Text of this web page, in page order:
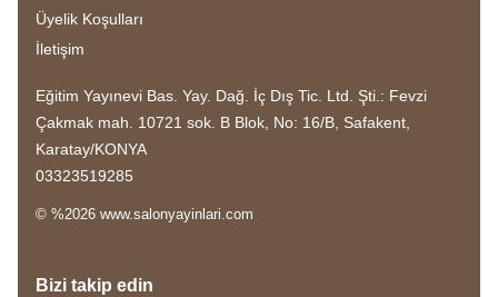
Üyelik Koşulları
İletişim
Eğitim Yayınevi Bas. Yay. Dağ. İç Dış Tic. Ltd. Şti.: Fevzi
Çakmak mah. 10721 sok. B Blok, No: 16/B, Safakent,
Karatay/KONYA
03323519285
© %2026 www.salonyayinlari.com
Bizi takip edin